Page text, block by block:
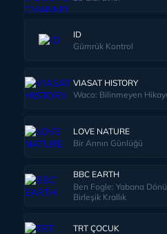
ID
Gümrük Kontrol
VIASAT HISTORY
Waco: Bilinmeyen
LOVE NATURE
Bir Arının Günlüğü
BBC EARTH
Ben Fogle: Yabana
Birleşik Krallık
TRT ÇOCUK